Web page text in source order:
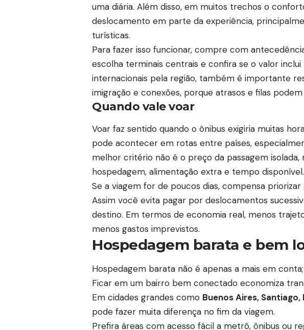
uma diária. Além disso, em muitos trechos o
deslocamento em parte da experiência,
turísticas.
Para fazer isso funcionar, compre com
escolha terminais centrais e confira se o valor inclui
internacionais pela região, também é importante
imigração e conexões, porque atrasos e filas
Quando vale voar
Voar faz sentido quando o ônibus exigiria muitas
pode acontecer em rotas entre países,
melhor critério não é o preço da passagem
hospedagem, alimentação extra e tempo disponível.
Se a viagem for de poucos dias, compensa priorizar
Assim você evita pagar por deslocamentos
destino. Em termos de economia real, menos
menos gastos imprevistos.
Hospedagem barata e bem
Hospedagem barata não é apenas a mais em
Ficar em um bairro bem conectado economiza
Em cidades grandes como Buenos Aires,
pode fazer muita diferença no fim da viagem.
Prefira áreas com acesso fácil a metrô, ônibus ou